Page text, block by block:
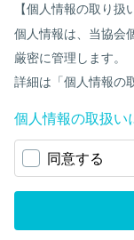
【個人情報の取り扱
個人情報は、当協会
厳密に管理します。
詳細は「個人情報の
個人情報の取扱い
同意する